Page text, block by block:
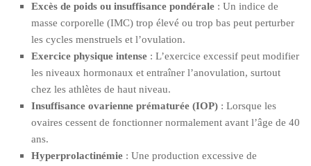
Excès de poids ou insuffisance pondérale : Un indice de
masse corporelle (IMC) trop élevé ou trop bas peut perturber
les cycles menstruels et l’ovulation.
Exercice physique intense : L’exercice excessif peut modifier
les niveaux hormonaux et entraîner l’anovulation, surtout
chez les athlètes de haut niveau.
Insuffisance ovarienne prématurée (IOP) : Lorsque les
ovaires cessent de fonctionner normalement avant l’âge de 40
ans.
Hyperprolactinémie : Une production excessive de